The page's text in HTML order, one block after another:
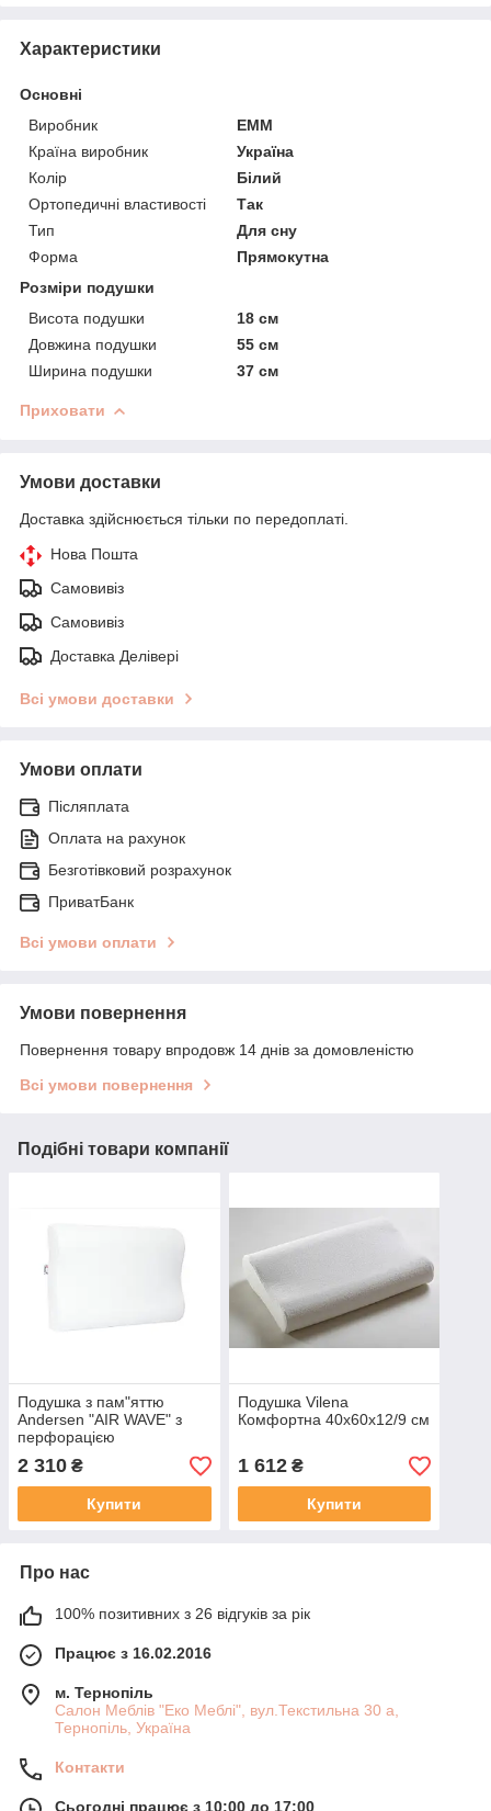
Характеристики
Основні
Виробник
ЕММ
Країна виробник
Україна
Колір
Білий
Ортопедичні властивості
Так
Тип
Для сну
Форма
Прямокутна
Розміри подушки
Висота подушки
18 см
Довжина подушки
55 см
Ширина подушки
37 см
Приховати
Умови доставки
Доставка здійснюється тільки по передоплаті.
Нова Пошта
Самовивіз
Самовивіз
Доставка Делівері
Всі умови доставки
Умови оплати
Післяплата
Оплата на рахунок
Безготівковий розрахунок
ПриватБанк
Всі умови оплати
Умови повернення
Повернення товару впродовж 14 днів за домовленістю
Всі умови повернення
Подібні товари компанії
Подушка з пам"яттю
Andersen "AIR WAVE" з
перфорацією
40х60х12/9см
2 310 ₴
Купити
Подушка Vilena
Комфортна 40х60х12/9 см
1 612₴
Купити
Про нас
100% позитивних з 26 відгуків за рік
Працює з 16.02.2016
м. Тернопіль
Салон Меблів "Еко Меблі", вул.Текстильна 30 а,
Тернопіль, Україна
Контакти
Сьогодні працює з 10:00 до 17:00